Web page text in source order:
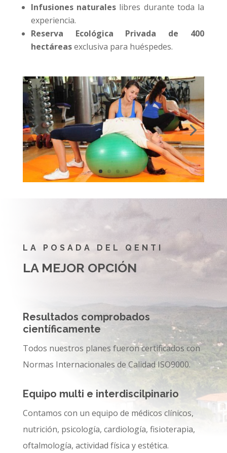
Infusiones naturales libres durante toda la
experiencia.
Reserva Ecológica Privada de 400
hectáreasexclusiva para huéspedes.
LA POSADA DEL QENTI
LA MEJOR OPCIÓN
Resultados comprobados
científicamente
Todos nuestros planes fueron certificados con
Normas Internacionales de Calidad ISO9000.
Equipo multi e interdiscilpinario
Contamos con un equipo de médicos clínicos,
nutrición, psicología, cardiología, fisioterapia,
oftalmología, actividad física y estética.